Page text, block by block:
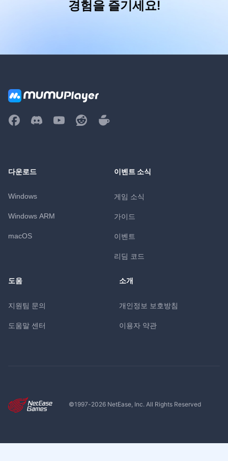
경험을 즐기세요!
다운로드
Windows
Windows ARM
macOS
이벤트 소식
게임 소식
가이드
이벤트
리딤 코드
도움
지원팀 문의
도움말 센터
소개
개인정보 보호방침
이용자 약관
©1997-2026NetEase, Inc. All Rights Reserved